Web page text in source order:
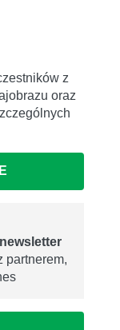
z
oraz
partnerem,